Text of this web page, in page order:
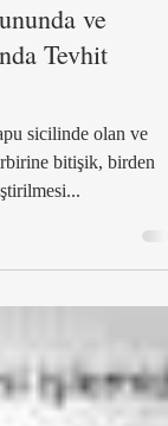
ve
Tevhit
sicilinde olan ve
bitişik, birden